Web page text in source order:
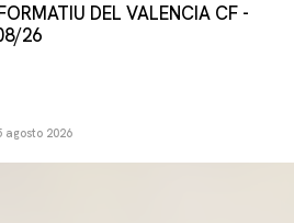
DEL VALENCIA CF -
26
agosto 2026